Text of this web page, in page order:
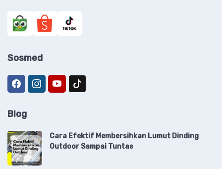
Sosmed
Blog
Cara Efektif Membersihkan Lumut Dinding
Outdoor Sampai Tuntas